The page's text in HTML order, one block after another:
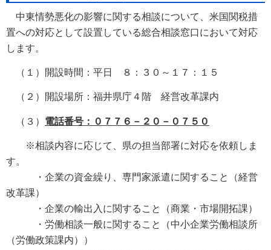
中東情勢悪化の影響に関する相談について、米国関税措
置への対応として設置している総合相談窓口において対応
します。
（１）開設時間：平日 ８：３０～１７：１５
（２）開設場所：福井県庁４階 経営改革課内
（３） 電話番号：０７７６－２０－０７５０
※相談内容に応じて、県の担当部署に対応を依頼しま
す。
・企業の資金繰り、専門家派遣に関すること（経営
改革課）
・企業の輸出入に関すること（商業・市場開拓課）
・労働相談一般に関すること（中小企業労働相談所
（労働政策課内））